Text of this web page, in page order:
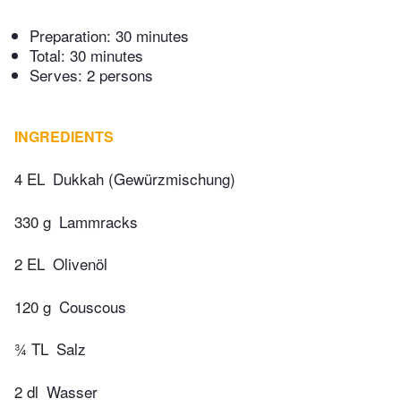
Preparation: 30 minutes
Total: 30 minutes
Serves: 2 persons
INGREDIENTS
4 EL Dukkah (Gewürzmischung)
330 g Lammracks
2 EL Olivenöl
120 g Couscous
¾ TL Salz
2 dl Wasser